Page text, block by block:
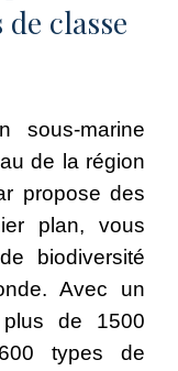
classe
sous-marine
de la région
propose des
plan, vous
biodiversité
Avec un
plus de 1500
types de